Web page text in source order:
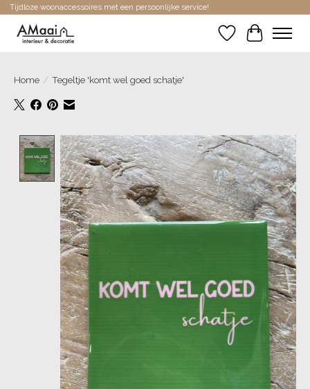
Tijdloze woonaccessoires met een persoonlijke service!
Verlanglijst
Home / Tegeltje 'komt wel goed schatje'
Product image slideshow Items